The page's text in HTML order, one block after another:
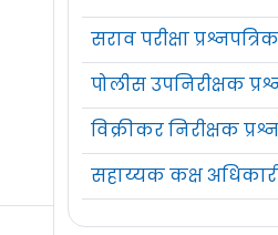
सराव परीक्षा
पोलीस उपनिरीक्षक